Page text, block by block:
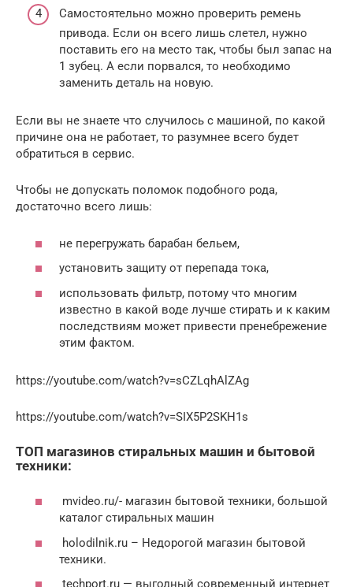
Самостоятельно можно проверить ремень
привода. Если он всего лишь слетел, нужно
поставить его на место так, чтобы был запас на
1 зубец. А если порвался, то необходимо
заменить деталь на новую.
Если вы не знаете что случилось с машиной, по какой
причине она не работает, то разумнее всего будет
обратиться в сервис.
Чтобы не допускать поломок подобного рода,
достаточно всего лишь:
не перегружать барабан бельем,
установить защиту от перепада тока,
использовать фильтр, потому что многим
известно в какой воде лучше стирать и к каким
последствиям может привести пренебрежение
этим фактом.
https://youtube.com/watch?v=sCZLqhAlZAg
https://youtube.com/watch?v=SIX5P2SKH1s
ТОП магазинов стиральных машин и бытовой
техники:
mvideo.ru/- магазин бытовой техники, большой
каталог стиральных машин
holodilnik.ru – Недорогой магазин бытовой
техники.
techport.ru — выгодный современный интернет